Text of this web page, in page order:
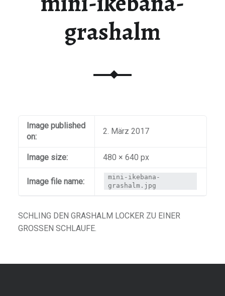
grashalm
Image published
on:
2. März 2017
Image size: 480 × 640 px
Image file name:
mini-ikebana-
grashalm.jpg
SCHLING DEN GRASHALM LOCKER ZU EINER
GROSSEN SCHLAUFE.